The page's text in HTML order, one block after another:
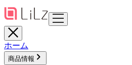
ホーム
商品情報